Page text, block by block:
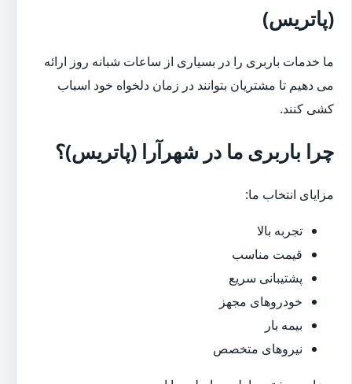
(پاتریس)
ما خدمات باربری را در بسیاری از ساعات شبانه روز ارائه
می دهیم تا مشتریان بتوانند در زمان دلخواه خود اسباب
کشی کنند.
چرا باربری ما در شهرآرا (پاتریس)؟
مزایای انتخاب ما:
تجربه بالا
قیمت مناسب
پشتیبانی سریع
خودروهای مجهز
بیمه بار
نیروهای متخصص